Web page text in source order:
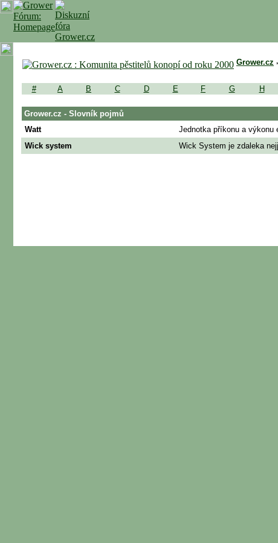
Grower.cz
# A B C D E F G H
Grower.cz - Slovník pojmů
Watt
Jednotka příkonu a výkonu
Wick system
Wick System je zdaleka